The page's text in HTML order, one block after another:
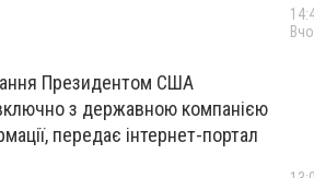
Президентом США
з державною компанією
передає інтернет-портал